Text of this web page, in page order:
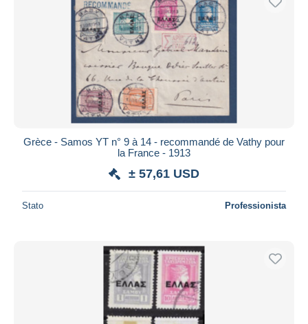
Grèce - Samos YT n° 9 à 14 - recommandé de Vathy pour
la France - 1913
± 57,61 USD
Stato Professionista